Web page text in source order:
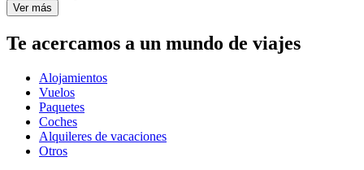
Ver más
Te acercamos a un mundo de viajes
Alojamientos
Vuelos
Paquetes
Coches
Alquileres de vacaciones
Otros